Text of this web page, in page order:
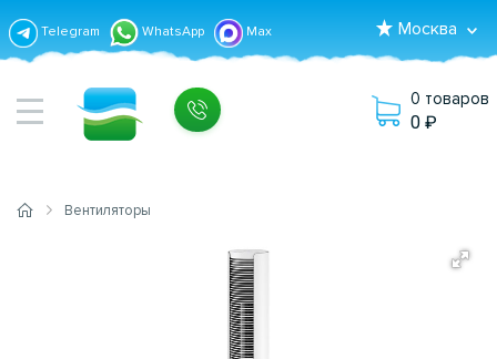
Telegram WhatsApp Max Москва
0 товаров
0
Вентиляторы